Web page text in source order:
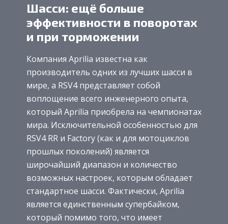
Шасси: ещё больше
эффективности в поворотах
и при торможении
Компания Aprilia известна как
производитель одних из лучших шасси в
мире, а RSV4 представляет собой
воплощение всего инженерного опыта,
который Aprilia приобрела на чемпионатах
мира. Исключительной особенностью для
RSV4 RR и Factory (как и для мотоциклов
прошлых поколений) является
широчайший диапазон и количество
возможных настроек, которым обладает
стандартное шасси. Фактически, Aprilia
является единственным супербайком,
который помимо того, что имеет